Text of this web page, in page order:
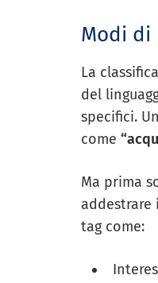
Modi di
La
del
specifici.
come
Ma prima
addestrare
tag come: